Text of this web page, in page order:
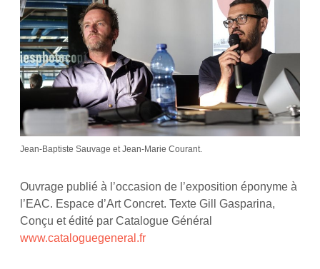
Jean-Baptiste Sauvage et Jean-Marie Courant.
Ouvrage publié à l’occasion de l’exposition éponyme à
l’EAC. Espace d’Art Concret. Texte Gill Gasparina,
Conçu et édité par Catalogue Général
www.cataloguegeneral.fr